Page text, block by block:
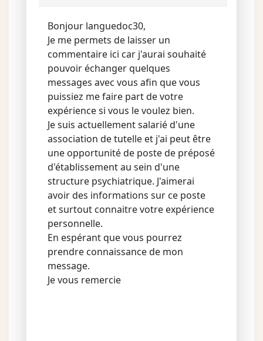
Bonjour languedoc30,
Je me permets de laisser un
commentaire ici car j'aurai souhaité
pouvoir échanger quelques
messages avec vous afin que vous
puissiez me faire part de votre
expérience si vous le voulez bien.
Je suis actuellement salarié d'une
association de tutelle et j'ai peut être
une opportunité de poste de préposé
d'établissement au sein d'une
structure psychiatrique. J'aimerai
avoir des informations sur ce poste
et surtout connaitre votre expérience
personnelle.
En espérant que vous pourrez
prendre connaissance de mon
message.
Je vous remercie